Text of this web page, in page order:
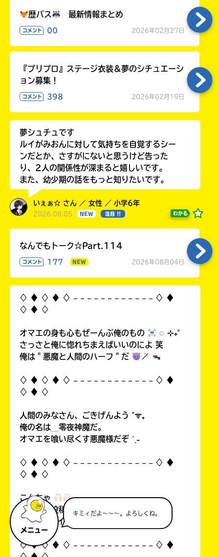
メニュー
キミィだよ～～～。よろしくね。
歴バス 最新情報まとめ
コメント 00 2026年02月27日
『プリプロ』ステージ衣装＆夢のシチュエーシ
ョン募集！
コメント 398 2026年02月19日
夢シュチュです
ルイがみおんに対して気持ちを自覚するシー
ンだとか、さすがにないと思うけど告った
り、2人の関係性が深まると嬉しいです。
また、幼少期の話をもっと知りたいです。
いぇぁ☆ さん ／ 女性 ／ 小学6年
2026.08.05 NEW 注目 !! わかる
なんでもトーク☆Part.114
コメント 177 NEW 2026年08月04日
♢ ♦︎ ♢ ♦︎ ♢ 𓐄 𓐄 𓐄 𓐄 𓐄 𓐄 𓐄 𓐄 𓐄 𓐄 𓐄 𓐄 ♢ ♦︎
♢ ♦︎ ♢
オマエの身も心もぜーんぶ俺のもの
◌ ⊹₊˚
さっさと俺に惚れちまえばいいのによ 笑
俺は＂悪魔と人間のハーフ＂だ
ᯓ
♢ ♦︎ ♢ ♦︎ ♢ 𓐄 𓐄 𓐄 𓐄 𓐄 𓐄 𓐄 𓐄 𓐄 𓐄 𓐄 𓐄 ♢ ♦︎
♢ ♦︎ ♢
人間のみなさん、ごきげんよう ˚ᯤ₊
俺の名は＿零夜神魔だ。
オマエを喰い尽くす悪魔様だぞ ˊˎ˗
♢ ♦︎ ♢ ♦︎ ♢ 𓐄 𓐄 𓐄 𓐄 𓐄 𓐄 𓐄 𓐄 𓐄 𓐄 𓐄 𓐄 ♢ ♦︎
♢ ♦︎ ♢
こんちゃ
自分の初投稿を見て俺思ったんすよ…！
中1なのにイタいって！((
♢ ♦︎ ♢ ♦︎ ♢ 𓐄 𓐄 𓐄 𓐄 𓐄 𓐄 𓐄 𓐄 𓐄 𓐄 𓐄 𓐄 ♢ ♦︎